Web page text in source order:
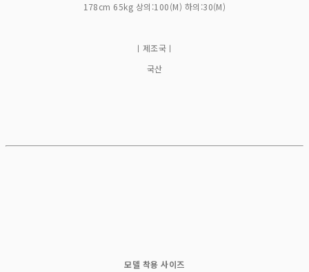
178cm 65kg 상의:100(M) 하의:30(M)
ㅣ제조국ㅣ
국산
모델 착용 사이즈